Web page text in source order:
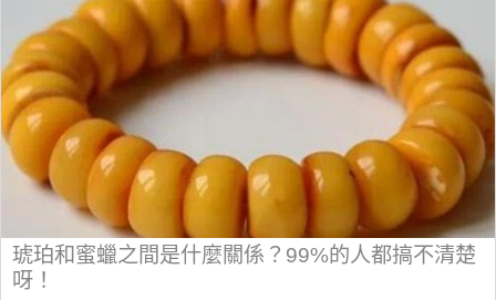
琥珀和蜜蠟之間是什麼關係？99%的人都搞不清楚
呀！